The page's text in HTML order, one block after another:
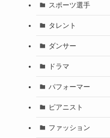
スポーツ選手
タレント
ダンサー
ドラマ
パフォーマー
ピアニスト
ファッション